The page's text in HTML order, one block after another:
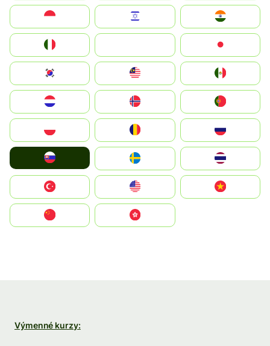
South Korea
United States
中國香港特別行政區
Výmenné kurzy: